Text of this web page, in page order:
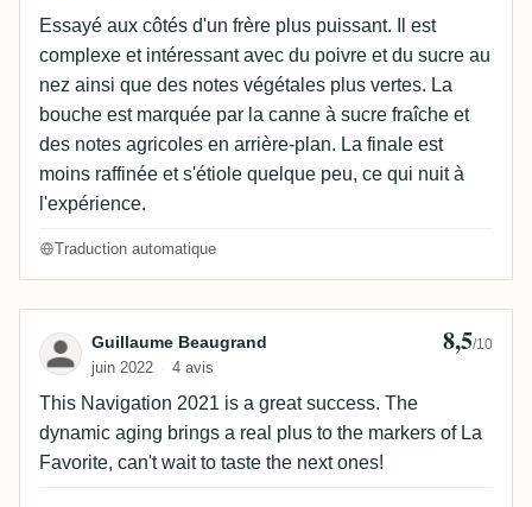
Essayé aux côtés d'un frère plus puissant. Il est
complexe et intéressant avec du poivre et du sucre au
nez ainsi que des notes végétales plus vertes. La
bouche est marquée par la canne à sucre fraîche et
des notes agricoles en arrière-plan. La finale est
moins raffinée et s'étiole quelque peu, ce qui nuit à
l'expérience.
Traduction automatique
Avis de Guillaume Beaugrand
Guillaume Beaugrand
juin 2022 4 avis
8,5/10
This Navigation 2021 is a great success. The
dynamic aging brings a real plus to the markers of La
Favorite, can't wait to taste the next ones!